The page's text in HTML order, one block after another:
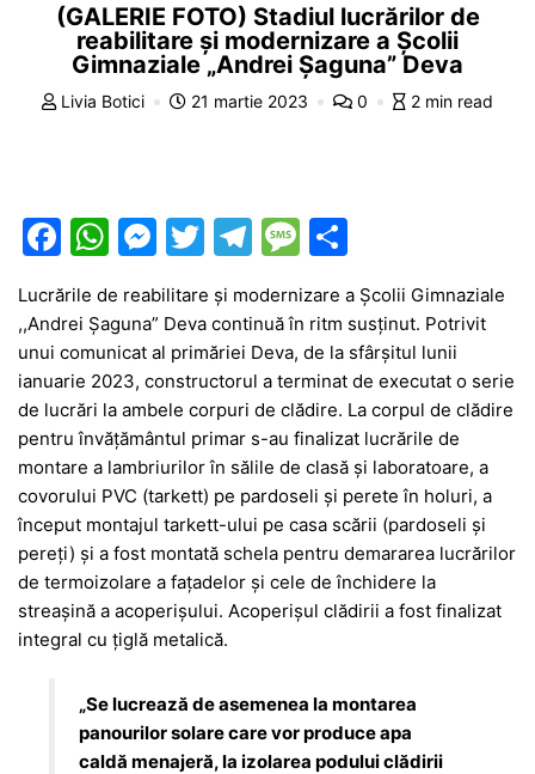
(GALERIE FOTO) Stadiul lucrărilor de
reabilitare și modernizare a Școlii
Gimnaziale „Andrei Șaguna” Deva
Livia Botici 21 martie 2023 0 2 min read
F
a
c
e
b
o
o
k
W
at
s
A
p
p
M
e
s
s
e
n
g
er
T
w
itt
er
T
e
gr
a
m
M
e
s
s
a
g
e
ta
je
a
z
ă
Lucrările de reabilitare și modernizare a Școlii Gimnaziale
,,Andrei Șaguna” Deva continuă în ritm susținut. Potrivit
unui comunicat al primăriei Deva, de la sfârșitul lunii
ianuarie 2023, constructorul a terminat de executat o serie
de lucrări la ambele corpuri de clădire. La corpul de clădire
pentru învățământul primar s-au finalizat lucrările de
montare a lambriurilor în sălile de clasă și laboratoare, a
covorului PVC (tarkett) pe pardoseli și perete în holuri, a
început montajul tarkett-ului pe casa scării (pardoseli și
pereți) și a fost montată schela pentru demararea lucrărilor
de termoizolare a fațadelor și cele de închidere la
streașină a acoperișului. Acoperișul clădirii a fost finalizat
integral cu țiglă metalică.
„Se lucrează de asemenea la montarea
panourilor solare care vor produce apa
caldă menajeră, la izolarea podului clădirii